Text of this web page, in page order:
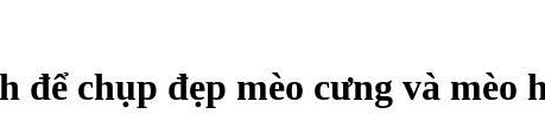
chụp đẹp mèo cưng và mèo